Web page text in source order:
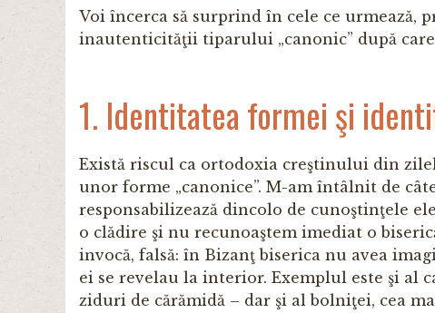
Voi încerca să surprind în cele ce
inautenticităţii tiparului „canonic” după
1. Identitatea formei şi
Există riscul ca ortodoxia creştinului din
unor forme „canonice”. M-am întâlnit de
responsabilizează dincolo de cunoştinţele
o clădire şi nu recunoaştem imediat o
invocă, falsă: în Bizanţ biserica nu avea
ei se revelau la interior. Exemplul este şi al
ziduri de cărămidă – dar şi al bolniţei, cea